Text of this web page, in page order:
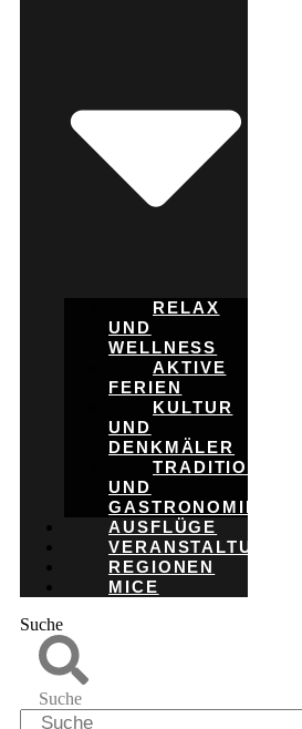
RELAX
UND
WELLNESS
AKTIVE
FERIEN
KULTUR
UND
DENKMÄLER
TRADITION
UND
GASTRONOMIE
AUSFLÜGE
VERANSTALTUNGEN
REGIONEN
MICE
Suche
Suche